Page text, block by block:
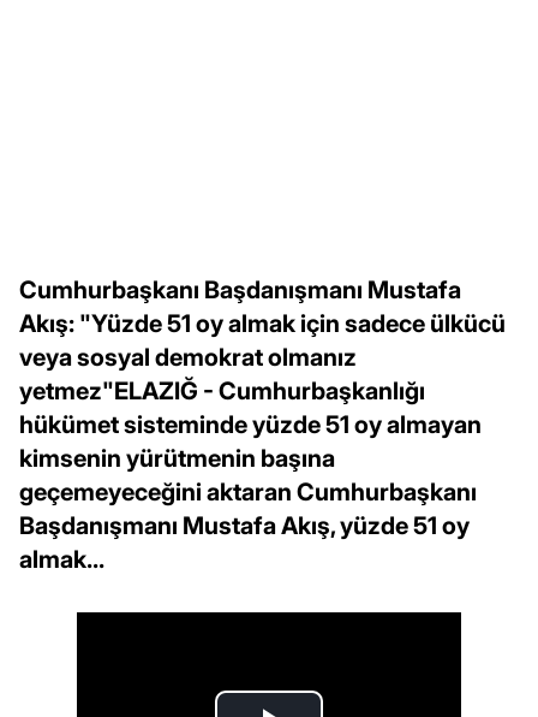
Cumhurbaşkanı Başdanışmanı Mustafa
Akış: "Yüzde 51 oy almak için sadece ülkücü
veya sosyal demokrat olmanız
yetmez"ELAZIĞ - Cumhurbaşkanlığı
hükümet sisteminde yüzde 51 oy almayan
kimsenin yürütmenin başına
geçemeyeceğini aktaran Cumhurbaşkanı
Başdanışmanı Mustafa Akış, yüzde 51 oy
almak...